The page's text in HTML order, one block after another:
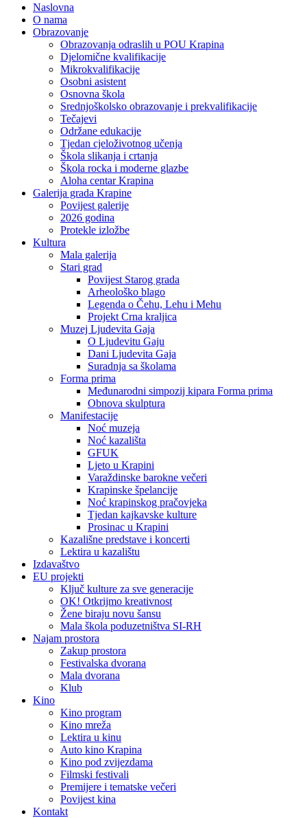
Naslovna
O nama
Obrazovanje
Obrazovanja odraslih u POU Krapina
Djelomične kvalifikacije
Mikrokvalifikacije
Osobni asistent
Osnovna škola
Srednjoškolsko obrazovanje i prekvalifikacije
Tečajevi
Održane edukacije
Tjedan cjeloživotnog učenja
Škola slikanja i crtanja
Škola rocka i moderne glazbe
Aloha centar Krapina
Galerija grada Krapine
Povijest galerije
2026 godina
Protekle izložbe
Kultura
Mala galerija
Stari grad
Povijest Starog grada
Arheološko blago
Legenda o Čehu, Lehu i Mehu
Projekt Crna kraljica
Muzej Ljudevita Gaja
O Ljudevitu Gaju
Dani Ljudevita Gaja
Suradnja sa školama
Forma prima
Međunarodni simpozij kipara Forma prima
Obnova skulptura
Manifestacije
Noć muzeja
Noć kazališta
GFUK
Ljeto u Krapini
Varaždinske barokne večeri
Krapinske špelancije
Noć krapinskog pračovjeka
Tjedan kajkavske kulture
Prosinac u Krapini
Kazališne predstave i koncerti
Lektira u kazalištu
Izdavaštvo
EU projekti
Ključ kulture za sve generacije
OK! Otkrijmo kreativnost
Žene biraju novu šansu
Mala škola poduzetništva SI-RH
Najam prostora
Zakup prostora
Festivalska dvorana
Mala dvorana
Klub
Kino
Kino program
Kino mreža
Lektira u kinu
Auto kino Krapina
Kino pod zvijezdama
Filmski festivali
Premijere i tematske večeri
Povijest kina
Kontakt